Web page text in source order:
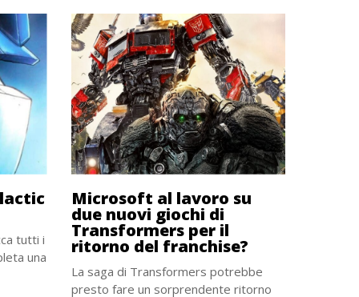
tutti i
una
Microsoft al lavoro su
due nuovi giochi di
Transformers per il
ritorno del franchise?
La saga di Transformers potrebbe
presto fare un sorprendente ritorno